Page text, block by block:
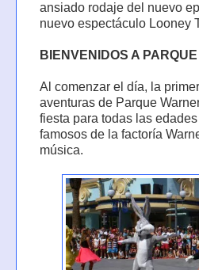
ansiado rodaje del nuevo
nuevo espectáculo Looney
BIENVENIDOS A
Al comenzar el día, la
aventuras de Parque
fiesta para todas las
famosos de la factoría
música.